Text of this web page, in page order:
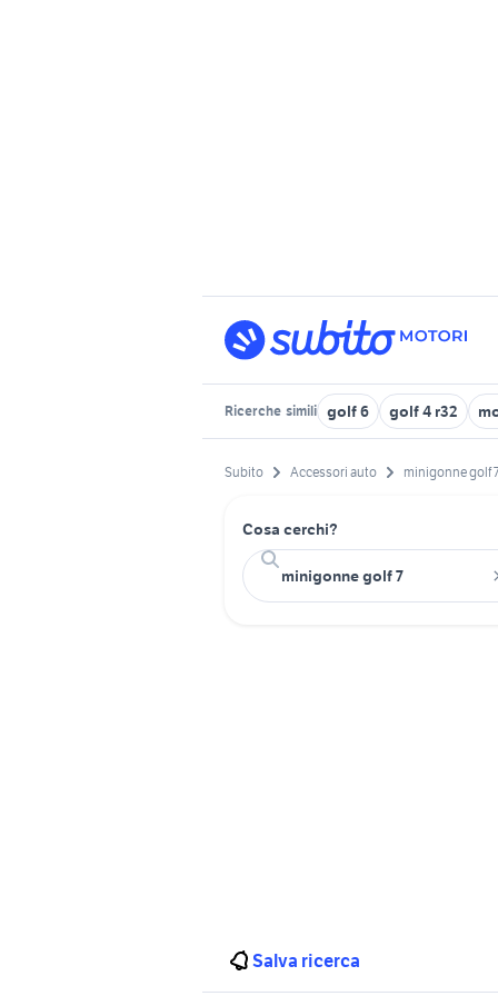
Ricerche simili golf 6 golf 4 r32
Subito Accessori auto minigonne golf 7
Cosa cerchi?
Salva ricerca